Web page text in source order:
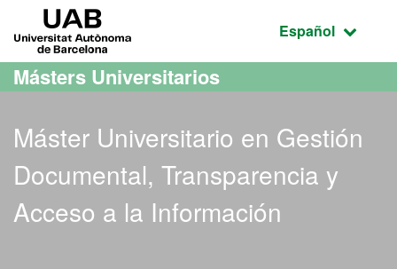
Acceso al contenido principal
Acceso a la navegación de la página
Idioma
Español
Másters Universitarios
Máster Universitario en Gestión
Documental, Transparencia y
Acceso a la Información